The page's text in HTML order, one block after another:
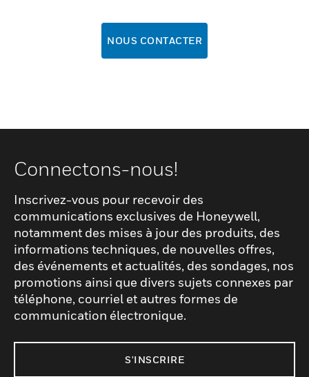
NOUS CONTACTER
Connectons-nous!
Inscrivez-vous pour recevoir des
communications exclusives de Honeywell,
notamment des mises à jour des produits, des
informations techniques, de nouvelles offres,
des événements et actualités, des sondages, nos
promotions ainsi que divers sujets connexes par
téléphone, courriel et autres formes de
communication électronique.
S'INSCRIRE